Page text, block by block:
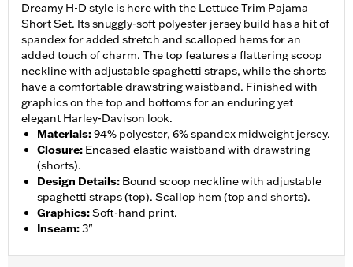
Dreamy H-D style is here with the Lettuce Trim Pajama
Short Set. Its snuggly-soft polyester jersey build has a hit of
spandex for added stretch and scalloped hems for an
added touch of charm. The top features a flattering scoop
neckline with adjustable spaghetti straps, while the shorts
have a comfortable drawstring waistband. Finished with
graphics on the top and bottoms for an enduring yet
elegant Harley-Davison look.
Materials:94% polyester, 6% spandex midweight jersey.
Closure: Encased elastic waistband with drawstring
(shorts).
Design Details: Bound scoop neckline with adjustable
spaghetti straps (top). Scallop hem (top and shorts).
Graphics:Soft-hand print.
Inseam:3"